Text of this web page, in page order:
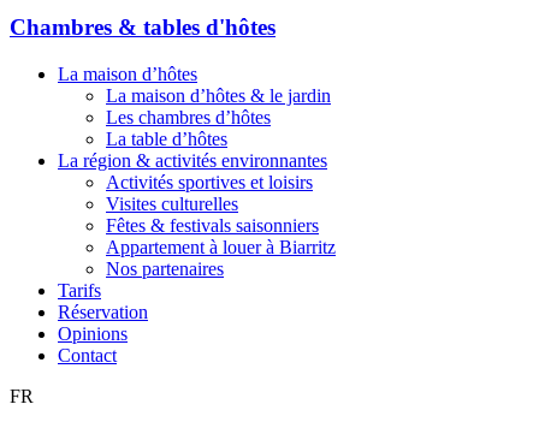
Chambres & tables d'hôtes
La maison d’hôtes
La maison d’hôtes & le jardin
Les chambres d’hôtes
La table d’hôtes
La région & activités environnantes
Activités sportives et loisirs
Visites culturelles
Fêtes & festivals saisonniers
Appartement à louer à Biarritz
Nos partenaires
Tarifs
Réservation
Opinions
Contact
FR